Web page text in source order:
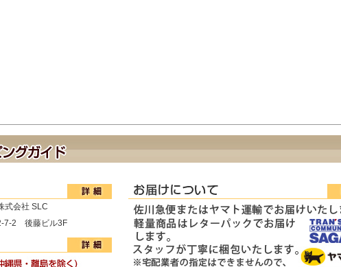
式会社 SLC
7-2 後藤ビル3F